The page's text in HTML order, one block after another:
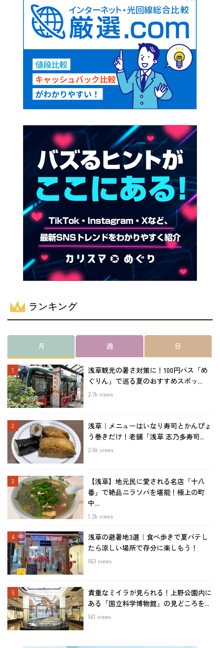
ランキング
月 週 日
浅草観光の暑さ対策に！100円バス「め
ぐりん」で巡る夏のおすすめスポッ...
2.7k views
浅草｜メニューはいなり寿司とかんぴょ
う巻きだけ！老舗「浅草 志乃多寿司...
2.6k views
【浅草】地元民に愛される名店「十八
番」で絶品ニラソバを堪能！極上の町
中...
1.2k views
浅草の避暑地3選｜食べ歩きで夏バテし
たら涼しい場所で存分に楽しもう！
563 views
貴重なミイラが見られる！上野公園内に
ある「国立科学博物館」の見どころを...
561 views